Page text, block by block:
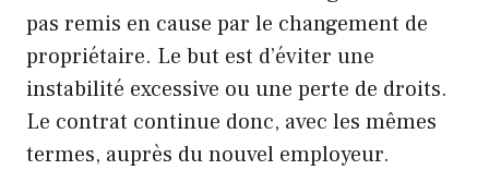
pas remis en cause par le changement de
propriétaire. Le but est d’éviter une
instabilité excessive ou une perte de droits.
Le contrat continue donc, avec les mêmes
termes, auprès du nouvel employeur.